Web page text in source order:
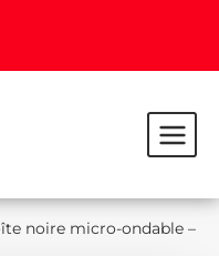
noire micro-ondable –